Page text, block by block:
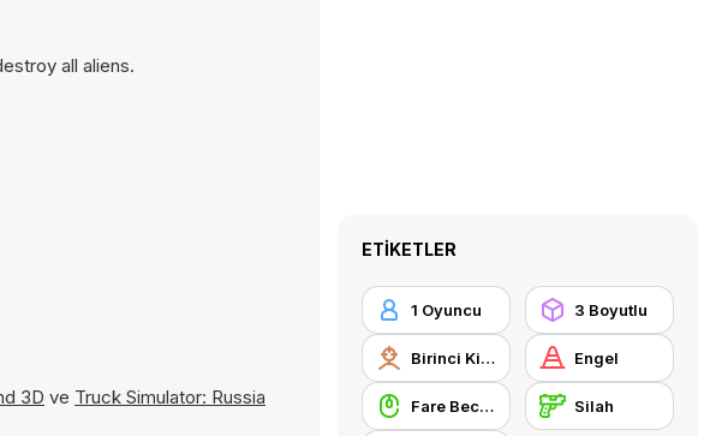
all aliens.
3D ve Truck Simulator: Russia
ETIKETLER
1 Oyuncu 3 Boyutlu
Birinci Kişi Nişancı Engel
Fare Becerisi Silah